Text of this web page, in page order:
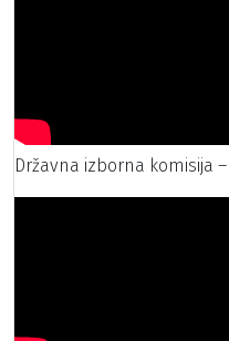
Državna izborna komisija –